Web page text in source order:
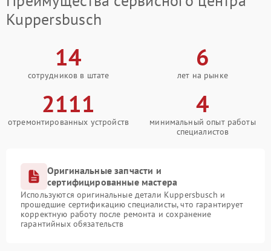
Kuppersbusch
14
сотрудников в штате
6
лет на рынке
2111
отремонтированных устройств
4
минимальный опыт работы
специалистов
Оригинальные запчасти и
сертифицированные мастера
Используются оригинальные детали Kuppersbusch и
прошедшие сертификацию специалисты, что гарантирует
корректную работу после ремонта и сохранение
гарантийных обязательств